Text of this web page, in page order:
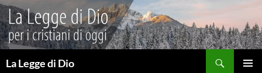
Vai
al
contenuto
La Legge di Dio